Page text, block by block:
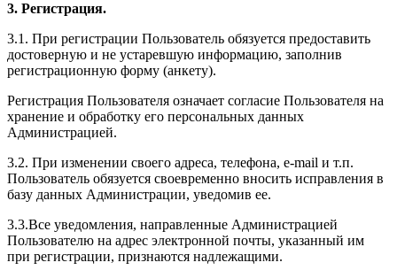
3. Регистрация.
3.1. При регистрации Пользователь обязуется предоставить
достоверную и не устаревшую информацию, заполнив
регистрационную форму (анкету).
Регистрация Пользователя означает согласие Пользователя на
хранение и обработку его персональных данных
Администрацией.
3.2. При изменении своего адреса, телефона, e-mail и т.п.
Пользователь обязуется своевременно вносить исправления в
базу данных Администрации, уведомив ее.
3.3.Все уведомления, направленные Администрацией
Пользователю на адрес электронной почты, указанный им
при регистрации, признаются надлежащими.